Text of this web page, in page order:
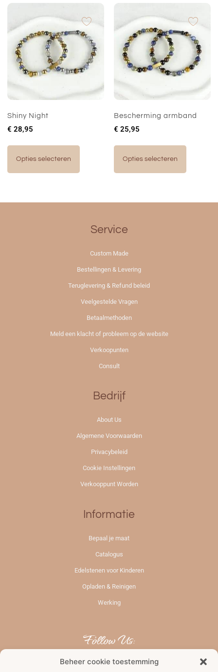
Beheer cookie toestemming
Shiny Night
€ 28,95
Opties selecteren
Bescherming armband
€ 25,95
Opties selecteren
Service
Custom Made
Bestellingen & Levering
Teruglevering & Refund beleid
Veelgestelde Vragen
Betaalmethoden
Meld een klacht of probleem op de website
Verkoopunten
Consult
Bedrijf
About Us
Algemene Voorwaarden
Privacybeleid
Cookie Instellingen
Verkooppunt Worden
Informatie
Bepaal je maat
Catalogus
Edelstenen voor Kinderen
Opladen & Reinigen
Werking
Follow Us: